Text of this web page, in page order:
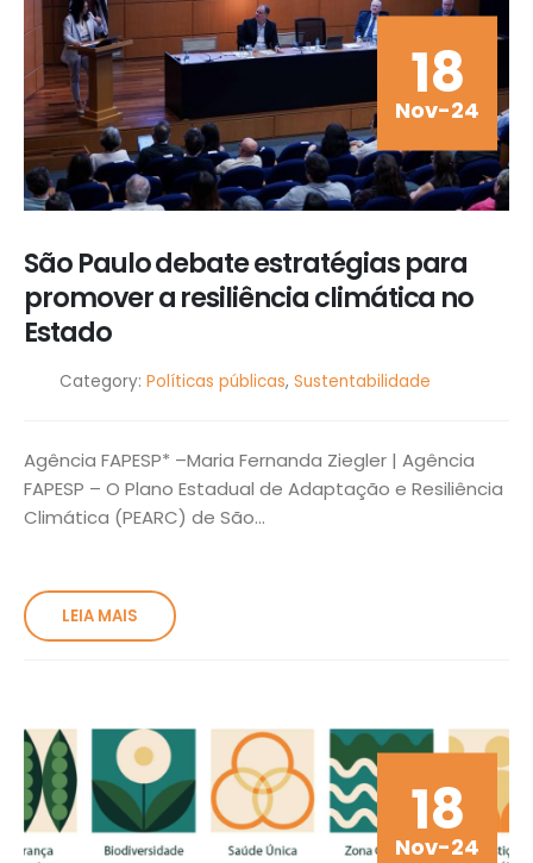
18
Nov-24
São Paulo debate estratégias para
promover a resiliência climática no
Estado
Category: Políticas públicas, Sustentabilidade
Agência FAPESP* –Maria Fernanda Ziegler | Agência
FAPESP – O Plano Estadual de Adaptação e Resiliência
Climática (PEARC) de São...
LEIA MAIS
18
Nov-24